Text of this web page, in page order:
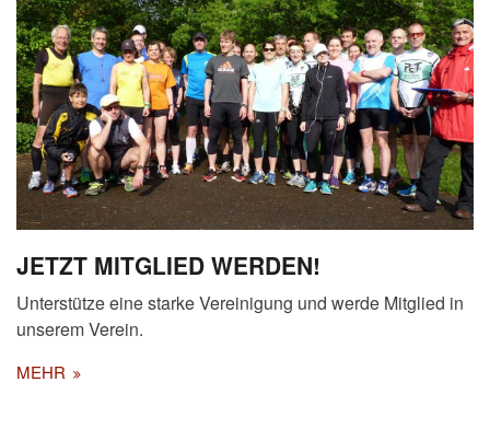
JETZT MITGLIED WERDEN!
Unterstütze eine starke Vereinigung und werde Mitglied in
unserem Verein.
MEHR